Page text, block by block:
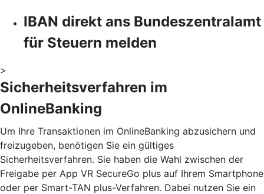
IBAN direkt ans Bundeszentralamt
für Steuern melden
>
Sicherheitsverfahren im
OnlineBanking
Um Ihre Transaktionen im OnlineBanking abzusichern und
freizugeben, benötigen Sie ein gültiges
Sicherheitsverfahren. Sie haben die Wahl zwischen der
Freigabe per App VR SecureGo plus auf Ihrem Smartphone
oder per Smart-TAN plus-Verfahren. Dabei nutzen Sie ein